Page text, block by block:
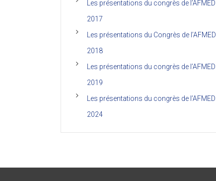
Les présentations du congrès de l’AFMED
2017
Les présentations du Congrès de l’AFMED
2018
Les présentations du congrès de l’AFMED
2019
Les présentations du congrès de l’AFMED
2024